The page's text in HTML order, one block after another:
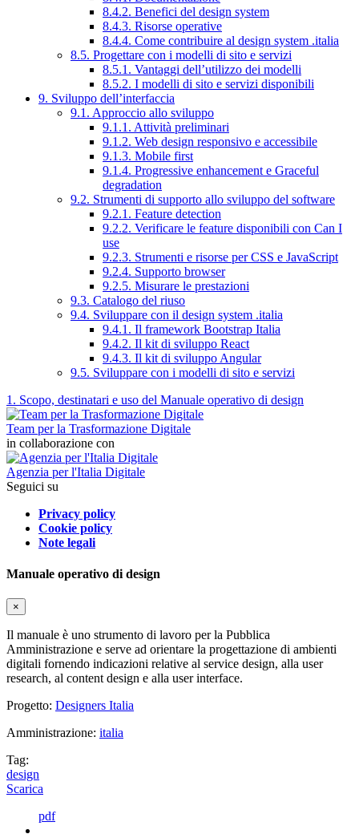
8.4.2. Benefici del design system
8.4.3. Risorse operative
8.4.4. Come contribuire al design system .italia
8.5. Progettare con i modelli di sito e servizi
8.5.1. Vantaggi dell’utilizzo dei modelli
8.5.2. I modelli di sito e servizi disponibili
9. Sviluppo dell’interfaccia
9.1. Approccio allo sviluppo
9.1.1. Attività preliminari
9.1.2. Web design responsivo e accessibile
9.1.3. Mobile first
9.1.4. Progressive enhancement e Graceful
degradation
9.2. Strumenti di supporto allo sviluppo del software
9.2.1. Feature detection
9.2.2. Verificare le feature disponibili con Can I
use
9.2.3. Strumenti e risorse per CSS e JavaScript
9.2.4. Supporto browser
9.2.5. Misurare le prestazioni
9.3. Catalogo del riuso
9.4. Sviluppare con il design system .italia
9.4.1. Il framework Bootstrap Italia
9.4.2. Il kit di sviluppo React
9.4.3. Il kit di sviluppo Angular
9.5. Sviluppare con i modelli di sito e servizi
1. Scopo, destinatari e uso del Manuale operativo di design
Team per la Trasformazione Digitale
in collaborazione con
Agenzia per l'Italia Digitale
Seguici su
Privacy policy
Cookie policy
Note legali
Manuale operativo di design
×
Il manuale è uno strumento di lavoro per la Pubblica
Amministrazione e serve ad orientare la progettazione di ambienti
digitali fornendo indicazioni relative al service design, alla user
research, al content design e alla user interface.
Progetto: Designers Italia
Amministrazione: italia
Tag:
design
Scarica
pdf